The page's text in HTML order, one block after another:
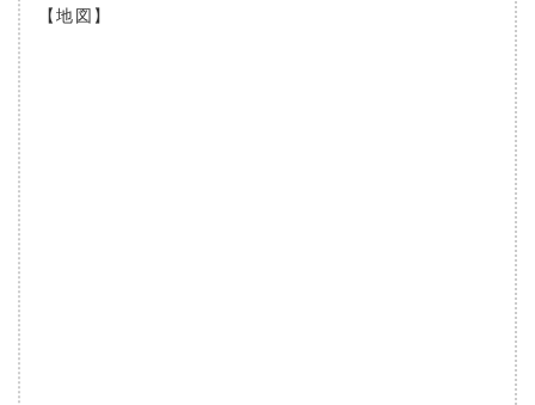
【地図】